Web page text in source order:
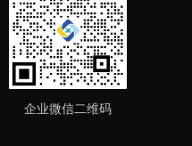
企业微信二维码